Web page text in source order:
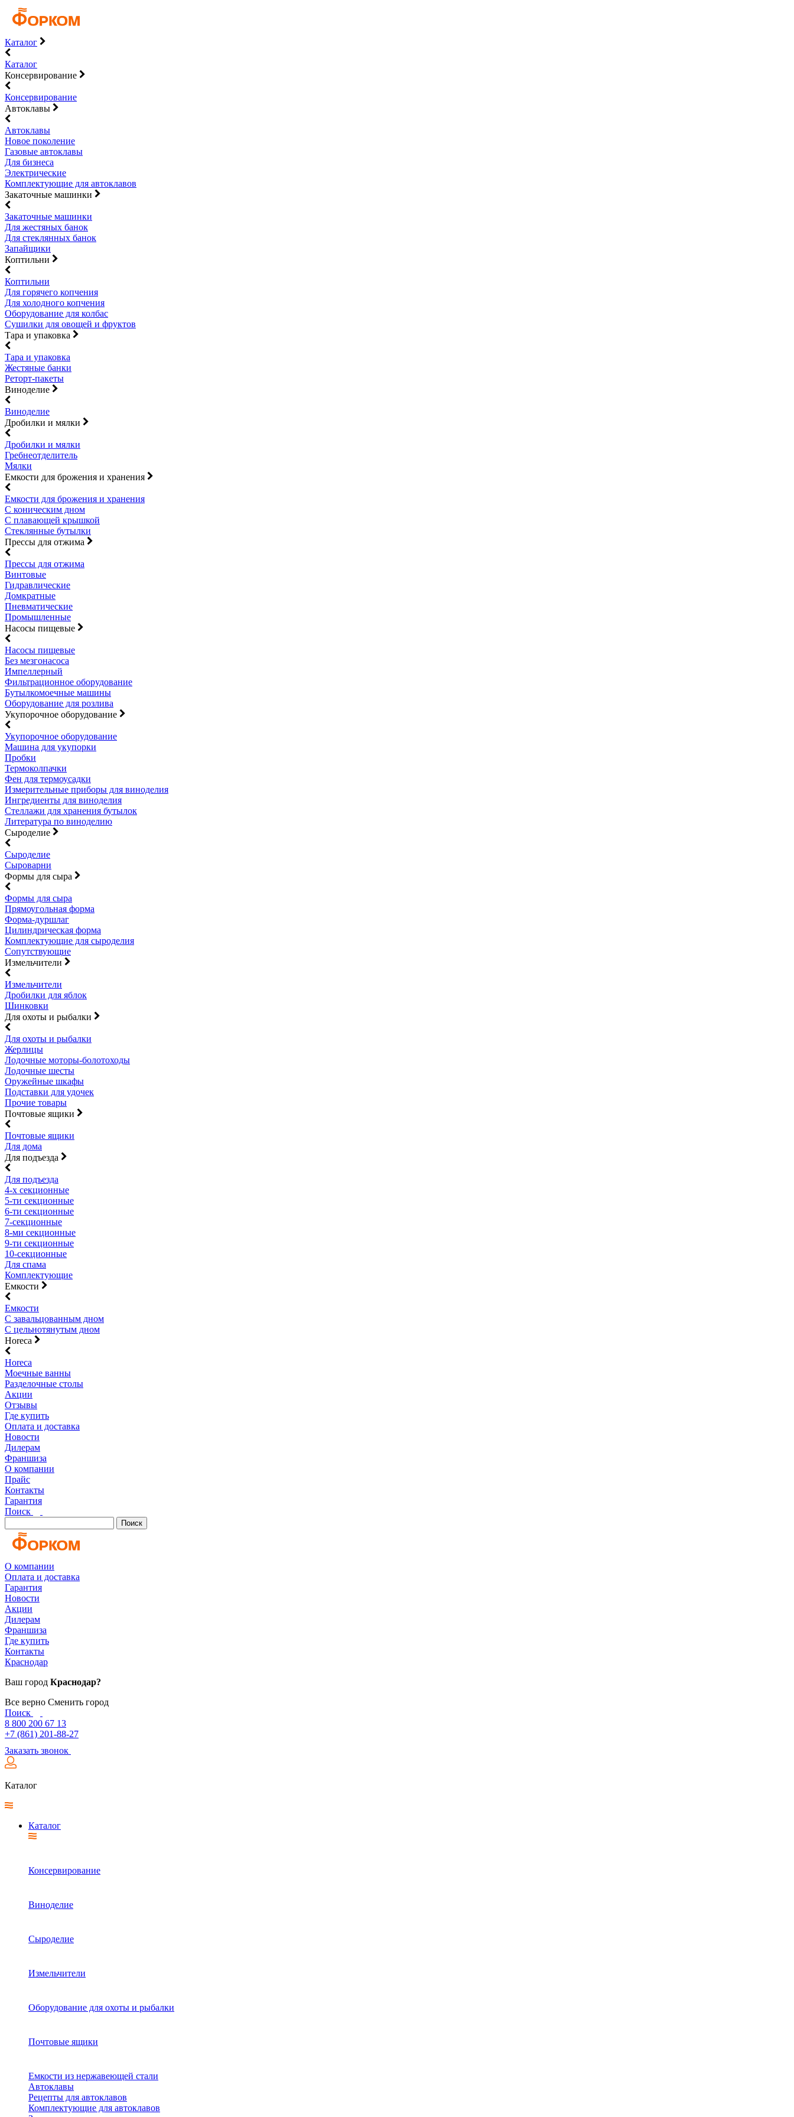
Каталог
Каталог
Консервирование
Консервирование
Автоклавы
Автоклавы
Новое поколение
Газовые автоклавы
Для бизнеса
Электрические
Комплектующие для автоклавов
Закаточные машинки
Закаточные машинки
Для жестяных банок
Для стеклянных банок
Запайщики
Коптильни
Коптильни
Для горячего копчения
Для холодного копчения
Оборудование для колбас
Сушилки для овощей и фруктов
Тара и упаковка
Тара и упаковка
Жестяные банки
Реторт-пакеты
Виноделие
Виноделие
Дробилки и мялки
Дробилки и мялки
Гребнеотделитель
Мялки
Емкости для брожения и хранения
Емкости для брожения и хранения
С коническим дном
С плавающей крышкой
Стеклянные бутылки
Прессы для отжима
Прессы для отжима
Винтовые
Гидравлические
Домкратные
Пневматические
Промышленные
Насосы пищевые
Насосы пищевые
Без мезгонасоса
Импеллерный
Фильтрационное оборудование
Бутылкомоечные машины
Оборудование для розлива
Укупорочное оборудование
Укупорочное оборудование
Машина для укупорки
Пробки
Термоколпачки
Фен для термоусадки
Измерительные приборы для виноделия
Ингредиенты для виноделия
Стеллажи для хранения бутылок
Литература по виноделию
Сыроделие
Сыроделие
Сыроварни
Формы для сыра
Формы для сыра
Прямоугольная форма
Форма-дуршлаг
Цилиндрическая форма
Комплектующие для сыроделия
Сопутствующие
Измельчители
Измельчители
Дробилки для яблок
Шинковки
Для охоты и рыбалки
Для охоты и рыбалки
Жерлицы
Лодочные моторы-болотоходы
Лодочные шесты
Оружейные шкафы
Подставки для удочек
Прочие товары
Почтовые ящики
Почтовые ящики
Для дома
Для подъезда
Для подъезда
4-х секционные
5-ти секционные
6-ти секционные
7-секционные
8-ми секционные
9-ти секционные
10-секционные
Для спама
Комплектующие
Емкости
Емкости
С завальцованным дном
С цельнотянутым дном
Horeca
Horeca
Моечные ванны
Разделочные столы
Акции
Отзывы
Где купить
Оплата и доставка
Новости
Дилерам
Франшиза
О компании
Прайс
Контакты
Гарантия
Поиск
Поиск
О компании
Оплата и доставка
Гарантия
Новости
Акции
Дилерам
Франшиза
Где купить
Контакты
Краснодар
Ваш город Краснодар?
Все верно Сменить город
Поиск
8 800 200 67 13
+7 (861) 201-88-27
Заказать звонок
Каталог
Каталог
Консервирование
Виноделие
Сыроделие
Измельчители
Оборудование для охоты и рыбалки
Почтовые ящики
Емкости из нержавеющей стали
Автоклавы
Рецепты для автоклавов
Комплектующие для автоклавов